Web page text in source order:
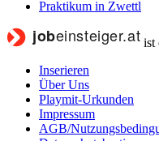
Praktikum in Zwettl
ist
Inserieren
Über Uns
Playmit-Urkunden
Impressum
AGB/